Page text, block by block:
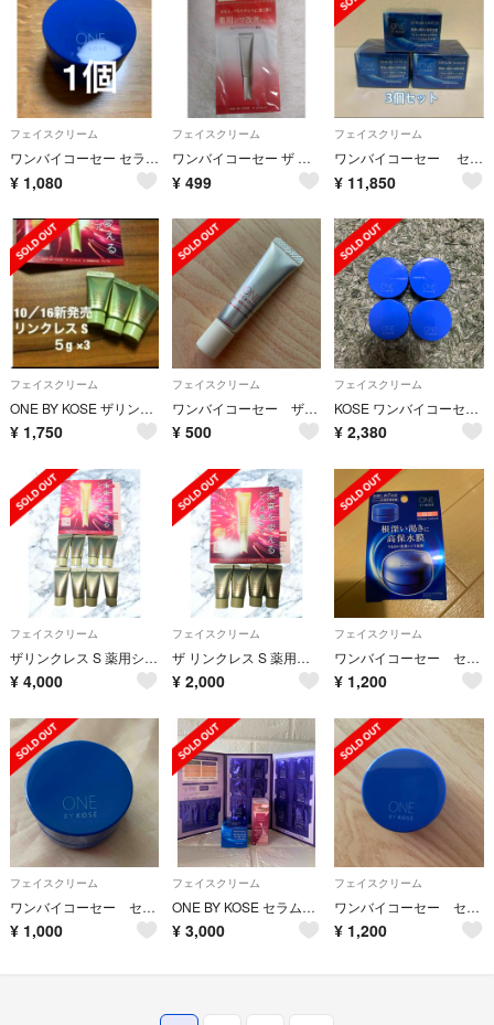
フェイスクリーム
ワンバイコーセー セラムシールド 潤い改善 シワ改善バーム 6g
¥ 1,080
フェイスクリーム
ワンバイコーセー ザ リンクレス 薬用シワ改善クリーム 4回分 新品 お値下げ！
¥ 499
フェイスクリーム
ワンバイコーセー セラムシールド 40g ×3個セット
¥ 11,850
フェイスクリーム
ONE BY KOSE ザリンクレスS 5g×3 ワンバイコーセー
¥ 1,750
フェイスクリーム
ワンバイコーセー ザリングレス
¥ 500
フェイスクリーム
KOSE ワンバイコーセー セラムシールド サンプル
¥ 2,380
フェイスクリーム
ザリンクレス S 薬用シワ改善クリーム 5g×8個
¥ 4,000
フェイスクリーム
ザ リンクレス S 薬用シワ改善クリーム 5g×4個
¥ 2,000
フェイスクリーム
ワンバイコーセー セラムシールド
¥ 1,200
フェイスクリーム
ワンバイコーセー セラムシールド 6g 1個
¥ 1,000
フェイスクリーム
ONE BY KOSE セラムシールド＆ディープハイドレーター サンプルセット
¥ 3,000
フェイスクリーム
ワンバイコーセー セラムシールド 6g １個
¥ 1,200